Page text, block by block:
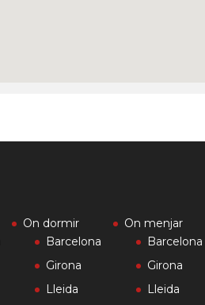
On dormir
Barcelona
Girona
Lleida
On menjar
Barcelona
Girona
Lleida